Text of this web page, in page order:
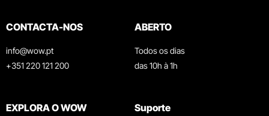
CONTACTA-NOS
info@wow.pt
+351 220 121 200
ABERTO
Todos os dias
das 10h à 1h
EXPLORA O WOW Suporte